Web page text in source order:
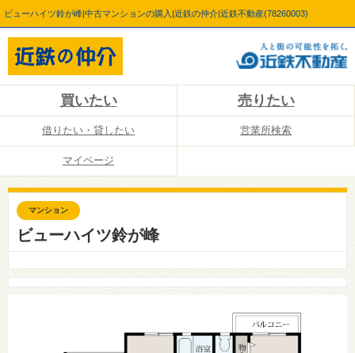
ビューハイツ鈴が峰|中古マンションの購入|近鉄の仲介|近鉄不動産(78260003)
買いたい 売りたい
借りたい・貸したい 営業所検索
マイページ
マンション
ビューハイツ鈴が峰